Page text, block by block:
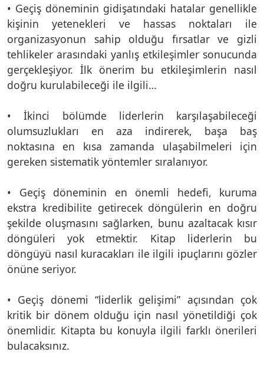
• Geçiş döneminin gidişatındaki hatalar genellikle
kişinin yetenekleri ve hassas noktaları ile
organizasyonun sahip olduğu fırsatlar ve gizli
tehlikeler arasındaki yanlış etkileşimler sonucunda
gerçekleşiyor. İlk önerim bu etkileşimlerin nasıl
doğru kurulabileceği ile ilgili…
• İkinci bölümde liderlerin karşılaşabileceği
olumsuzlukları en aza indirerek, başa baş
noktasına en kısa zamanda ulaşabilmeleri için
gereken sistematik yöntemler sıralanıyor.
• Geçiş döneminin en önemli hedefi, kuruma
ekstra kredibilite getirecek döngülerin en doğru
şekilde oluşmasını sağlarken, bunu azaltacak kısır
döngüleri yok etmektir. Kitap liderlerin bu
döngüyü nasıl kuracakları ile ilgili ipuçlarını gözler
önüne seriyor.
• Geçiş dönemi “liderlik gelişimi” açısından çok
kritik bir dönem olduğu için nasıl yönetildiği çok
önemlidir. Kitapta bu konuyla ilgili farklı önerileri
bulacaksınız.